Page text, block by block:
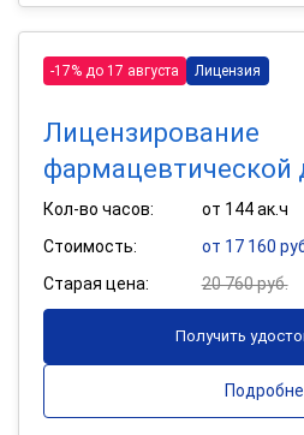
-17% до 17 августа Лицензия
Лицензирование
фармацевтической
Кол-во часов:
от 144 ак.ч
Стоимость:
от 17 160
Старая цена:
20 760 руб.
Получить